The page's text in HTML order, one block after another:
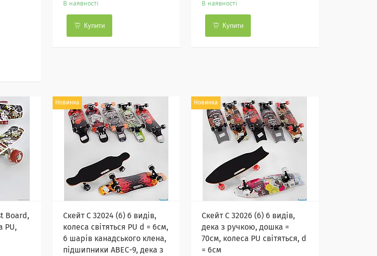
В наявності
Купити
В наявності
Купити
Board,
PU,
Новинка
Скейт С 32024 (6) 6 видів,
колеса світяться PU d = 6см,
6 шарів канадського клена,
підшипники ABEC-9, дека з
Новинка
Скейт С 32026 (6) 6 видів,
дека з ручкою, дошка =
70см, колеса PU світяться, d
= 6см